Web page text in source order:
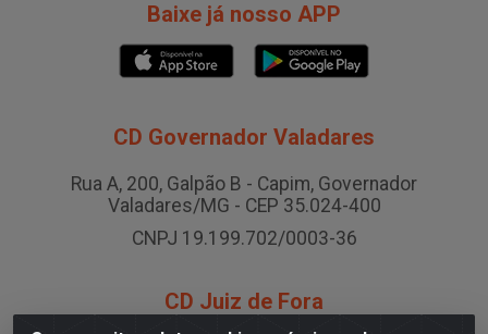
Baixe já nosso APP
CD Governador Valadares
Rua A, 200, Galpão B - Capim, Governador
Valadares/MG - CEP 35.024-400
CNPJ 19.199.702/0003-36
CD Juiz de Fora